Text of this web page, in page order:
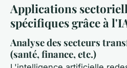
Applications
spécifiques grâce à
Analyse des secteurs
(santé, finance, etc.)